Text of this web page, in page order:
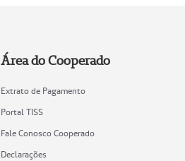
Área do Cooperado
Extrato de Pagamento
Portal TISS
Fale Conosco Cooperado
Declarações